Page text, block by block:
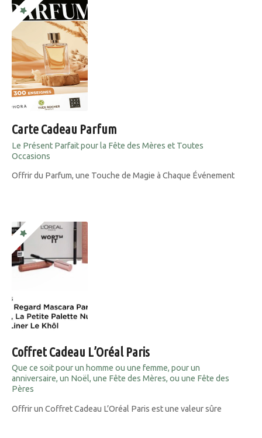
Carte Cadeau Parfum
Le Présent Parfait pour la Fête des Mères et Toutes
Occasions
Offrir du Parfum, une Touche de Magie à Chaque Événement
Coffret Cadeau L’Oréal Paris
Que ce soit pour un homme ou une femme, pour un
anniversaire, un Noël, une Fête des Mères, ou une Fête des
Pères
Offrir un Coffret Cadeau L’Oréal Paris est une valeur sûre